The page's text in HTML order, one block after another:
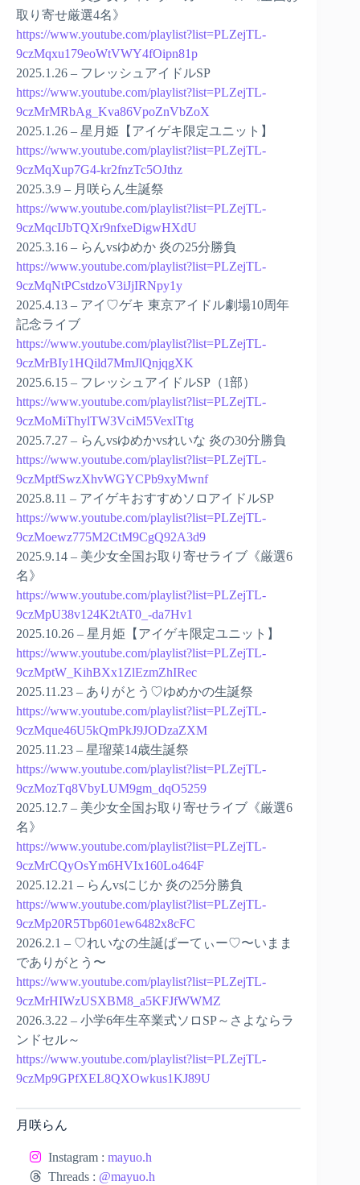
取り寄せ厳選4名》
https://www.youtube.com/playlist?list=PLZejTL-
9czMqxu179eoWtVWY4fOipn81p
2025.1.26 – フレッシュアイドルSP
https://www.youtube.com/playlist?list=PLZejTL-
9czMrMRbAg_Kva86VpoZnVbZoX
2025.1.26 – 星月姫【アイゲキ限定ユニット】
https://www.youtube.com/playlist?list=PLZejTL-
9czMqXup7G4-kr2fnzTc5OJthz
2025.3.9 – 月咲らん生誕祭
https://www.youtube.com/playlist?list=PLZejTL-
9czMqcIJbTQXr9nfxeDigwHXdU
2025.3.16 – らんvsゆめか 炎の25分勝負
https://www.youtube.com/playlist?list=PLZejTL-
9czMqNtPCstdzoV3iJjIRNpy1y
2025.4.13 – アイ♡ゲキ 東京アイドル劇場10周年
記念ライブ
https://www.youtube.com/playlist?list=PLZejTL-
9czMrBIy1HQild7MmJlQnjqgXK
2025.6.15 – フレッシュアイドルSP（1部）
https://www.youtube.com/playlist?list=PLZejTL-
9czMoMiThylTW3VciM5VexlTtg
2025.7.27 – らんvsゆめかvsれいな 炎の30分勝負
https://www.youtube.com/playlist?list=PLZejTL-
9czMptfSwzXhvWGYCPb9xyMwnf
2025.8.11 – アイゲキおすすめソロアイドルSP
https://www.youtube.com/playlist?list=PLZejTL-
9czMoewz775M2CtM9CgQ92A3d9
2025.9.14 – 美少女全国お取り寄せライブ《厳選6
名》
https://www.youtube.com/playlist?list=PLZejTL-
9czMpU38v124K2tAT0_-da7Hv1
2025.10.26 – 星月姫【アイゲキ限定ユニット】
https://www.youtube.com/playlist?list=PLZejTL-
9czMptW_KihBXx1ZlEzmZhIRec
2025.11.23 – ありがとう♡ゆめかの生誕祭
https://www.youtube.com/playlist?list=PLZejTL-
9czMque46U5kQmPkJ9JODzaZXM
2025.11.23 – 星瑠菜14歳生誕祭
https://www.youtube.com/playlist?list=PLZejTL-
9czMozTq8VbyLUM9gm_dqO5259
2025.12.7 – 美少女全国お取り寄せライブ《厳選6
名》
https://www.youtube.com/playlist?list=PLZejTL-
9czMrCQyOsYm6HVIx160Lo464F
2025.12.21 – らんvsにじか 炎の25分勝負
https://www.youtube.com/playlist?list=PLZejTL-
9czMp20R5Tbp601ew6482x8cFC
2026.2.1 – ♡れいなの生誕ぱーてぃー♡〜いまま
でありがとう〜
https://www.youtube.com/playlist?list=PLZejTL-
9czMrHIWzUSXBM8_a5KFJfWWMZ
2026.3.22 – 小学6年生卒業式ソロSP～さよならラ
ンドセル～
https://www.youtube.com/playlist?list=PLZejTL-
9czMp9GPfXEL8QXOwkus1KJ89U
月咲らん
Instagram : mayuo.h
Threads : @mayuo.h